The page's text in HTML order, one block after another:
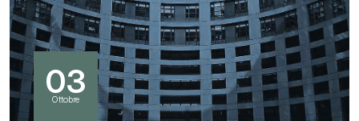
03
Ottobre